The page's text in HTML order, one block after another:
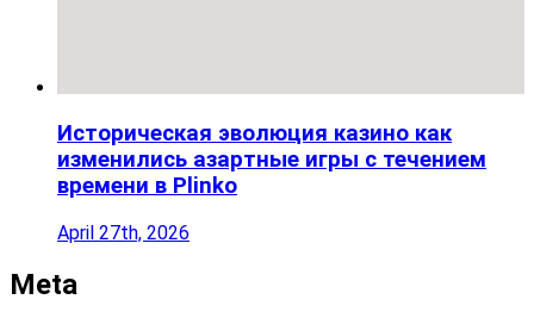
Историческая эволюция казино как
изменились азартные игры с течением
времени в Plinko
April 27th, 2026
Meta